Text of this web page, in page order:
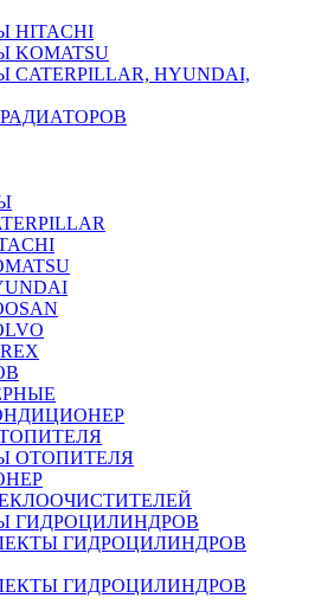
HITACHI
HYUNDAI,
ОТОПИТЕЛЯ
ГИДРОЦИЛИНДРОВ
ГИДРОЦИЛИНДРОВ
ГИДРОЦИЛИНДРОВ